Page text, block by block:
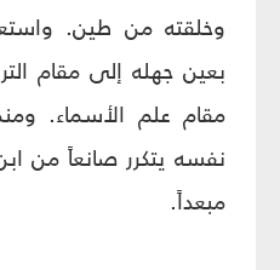
وخلقته من طين.
بعين جهله إلى مقام
مقام علم الأسماء.
نفسه يتكرر صانعاً من
مبعداً.